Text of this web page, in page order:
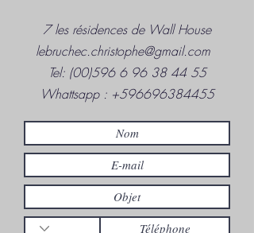
7 les résidences de Wall House
lebruchec.christophe@gmail.com
Tel: (00)596 6 96 38 44 55
Whattsapp : +596696384455